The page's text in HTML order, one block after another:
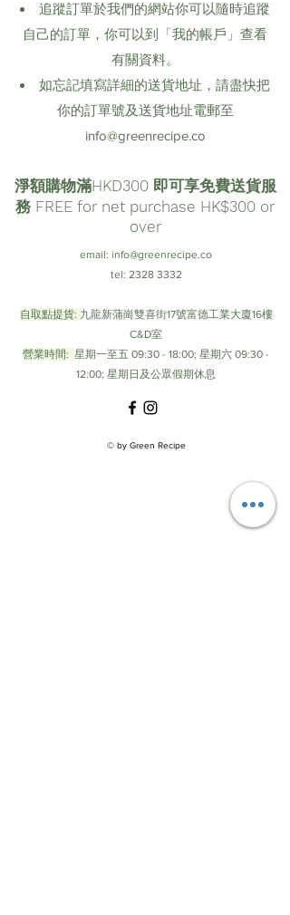
追蹤訂單於我們的網站你可以隨時追蹤
自己的訂單，你可以到「我的帳戶」查看
有關資料。
如忘記填寫詳細的送貨地址，請盡快把
你的訂單號及送貨地址電郵至
info@greenrecipe.co
淨額購物滿HKD300 即可享免費送貨服
務 FREE for net purchase HK$300 or
over
email: info@greenrecipe.co
tel: 2328 3332
自取點提貨: 九龍新蒲崗雙喜街17號富德工業大廈16樓
C&D室
營業時間: 星期一至五 09:30 - 18:00; 星期六 09:30 -
12:00; 星期日及公眾假期休息
© by Green Recipe